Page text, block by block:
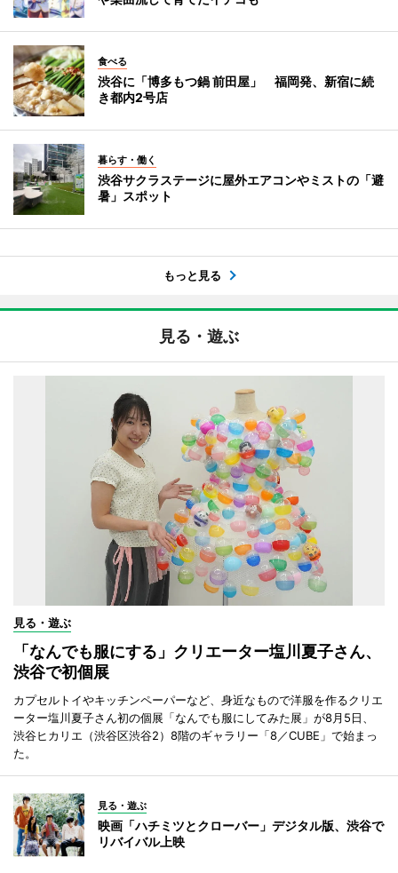
食べる
渋谷に「博多もつ鍋 前田屋」 福岡発、新宿に続
き都内2号店
暮らす・働く
渋谷サクラステージに屋外エアコンやミストの「避
暑」スポット
もっと見る
見る・遊ぶ
見る・遊ぶ
「なんでも服にする」クリエーター塩川夏子さん、
渋谷で初個展
カプセルトイやキッチンペーパーなど、身近なもので洋服を作るクリエ
ーター塩川夏子さん初の個展「なんでも服にしてみた展」が8月5日、
渋谷ヒカリエ（渋谷区渋谷2）8階のギャラリー「8／CUBE」で始まっ
た。
見る・遊ぶ
映画「ハチミツとクローバー」デジタル版、渋谷で
リバイバル上映